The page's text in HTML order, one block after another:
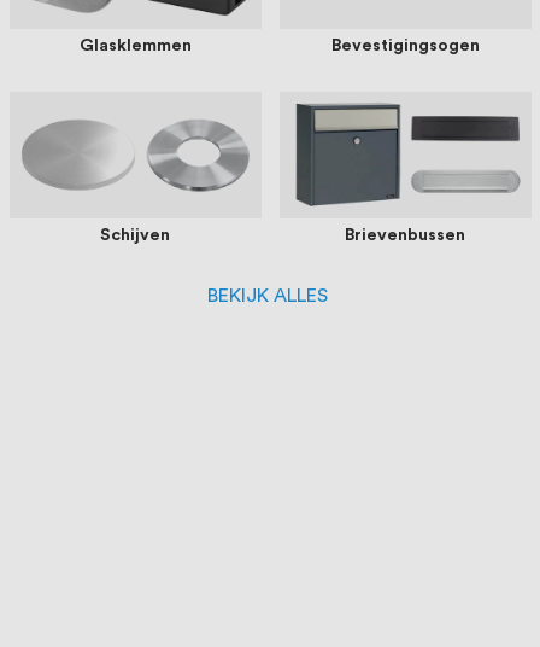
Glasklemmen Bevestigingsogen
Schijven Brievenbussen
BEKIJK ALLES